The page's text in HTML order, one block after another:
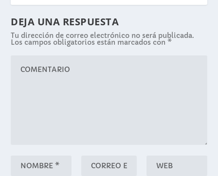
DEJA UNA RESPUESTA
Tu dirección de correo electrónico no será publicada.
Los campos obligatorios están marcados con*